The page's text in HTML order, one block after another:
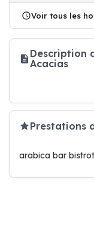
Voir tous les
Description
Acacias
Prestations
arabica bar